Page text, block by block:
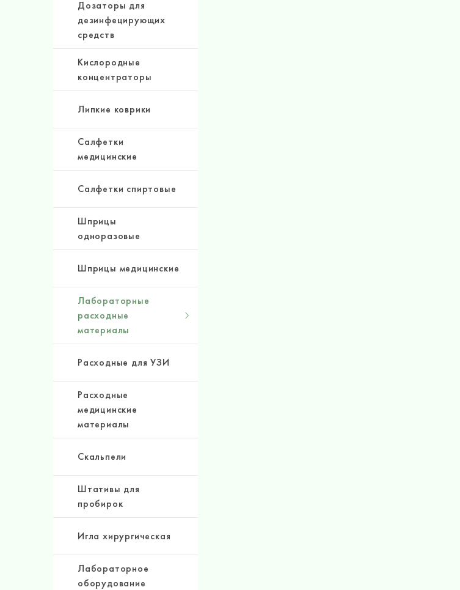
Дозаторы для
дезинфецирующих
средств
Кислородные
концентраторы
Липкие коврики
Салфетки
медицинские
Салфетки спиртовые
Шприцы
одноразовые
Шприцы медицинские
Лабораторные
расходные
материалы
Расходные для УЗИ
Расходные
медицинские
материалы
Скальпели
Штативы для
пробирок
Игла хирургическая
Лабораторное
оборудование